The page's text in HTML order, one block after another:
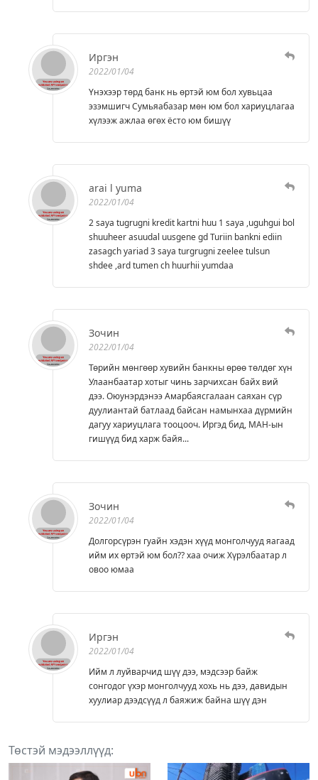
Иргэн
2022/01/04
Үнэхээр төрд банк нь өртэй юм бол хувьцаа
эзэмшигч Сумьяабазар мөн юм бол хариуцлагаа
хүлээж ажлаа өгөх ёсто юм бишүү
arai l yuma
2022/01/04
2 saya tugrugni kredit kartni huu 1 saya ,uguhgui bol
shuuheer asuudal uusgene gd Turiin bankni ediin
zasagch yariad 3 saya turgrugni zeelee tulsun
shdee ,ard tumen ch huurhii yumdaa
Зочин
2022/01/04
Төрийн мөнгөөр хувийн банкны өрөө төлдөг хүн
Улаанбаатар хотыг чинь зарчихсан байх вий
дээ. Оюунэрдэнээ Амарбаясгалаан саяхан сүр
дуулиантай батлаад байсан намынхаа дүрмийн
дагуу хариуцлага тооцооч. Иргэд бид, МАН-ын
гишүүд бид харж байя...
Зочин
2022/01/04
Долгорсүрэн гуайн хэдэн хүүд монголчууд яагаад
ийм их өртэй юм бол?? хаа очиж Хүрэлбаатар л
овоо юмаа
Иргэн
2022/01/04
Ийм л луйварчид шүү дээ, мэдсээр байж
сонгодог үхэр монголчууд хохь нь дээ, давидын
хуулиар дээдсүүд л баяжиж байна шүү дэн
Төстэй мэдээллүүд: